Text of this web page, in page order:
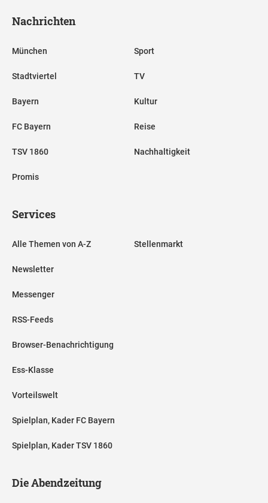
Nachrichten
München
Stadtviertel
Bayern
FC Bayern
TSV 1860
Promis
Sport
TV
Kultur
Reise
Nachhaltigkeit
Services
Alle Themen von A-Z
Newsletter
Messenger
RSS-Feeds
Browser-Benachrichtigung
Ess-Klasse
Vorteilswelt
Spielplan, Kader FC Bayern
Spielplan, Kader TSV 1860
Stellenmarkt
Die Abendzeitung